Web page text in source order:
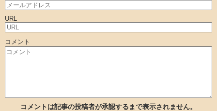
URL
コメント
コメントは記事の投稿者が承認するまで表示されません。